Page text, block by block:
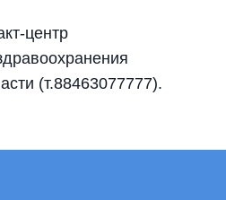
центр
(т.88463077777).